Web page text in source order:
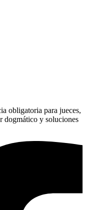
obligatoria para jueces,
dogmático y soluciones